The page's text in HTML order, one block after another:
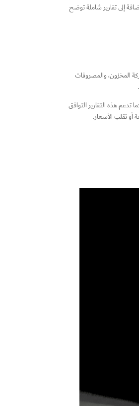
إلى تقارير شاملة توضح
المخزون، والمصروفات
تدعم هذه التقارير التوافق
أو تقلب الأسعار.